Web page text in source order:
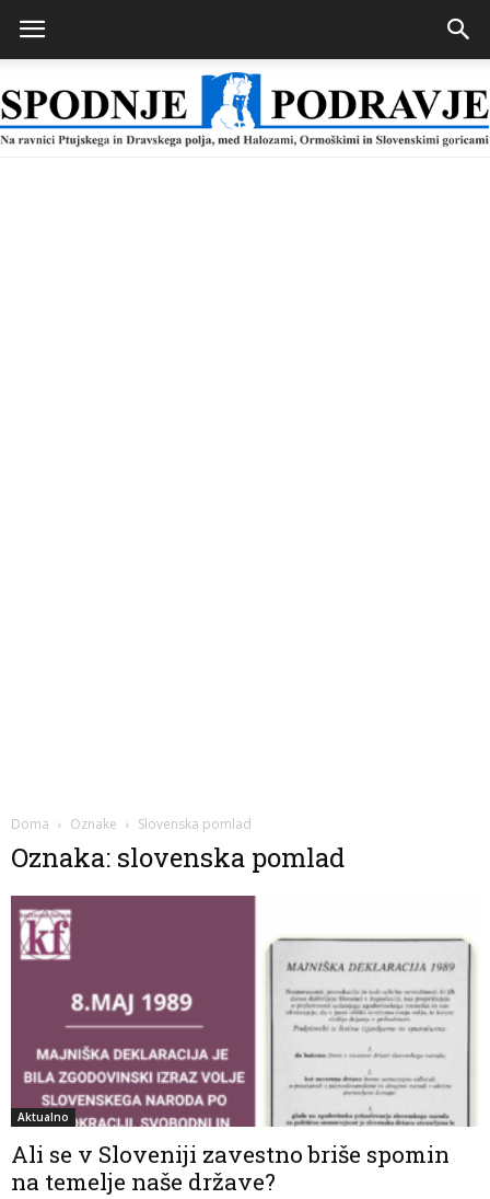
Doma Oznake Slovenska pomlad
Oznaka: slovenska pomlad
Aktualno
Ali se v Sloveniji zavestno briše spomin
na temelje naše države?